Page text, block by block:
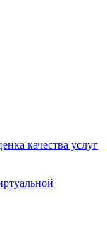
качества услуг